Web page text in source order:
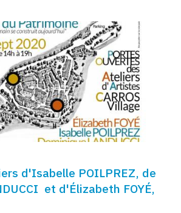
d'Isabelle POILPREZ, de
et d'Élizabeth FOYÉ,